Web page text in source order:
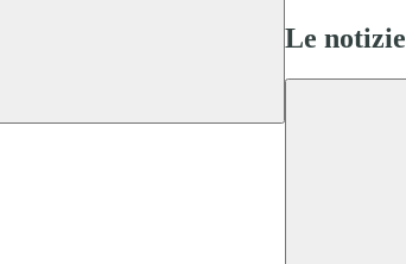
Le notizie